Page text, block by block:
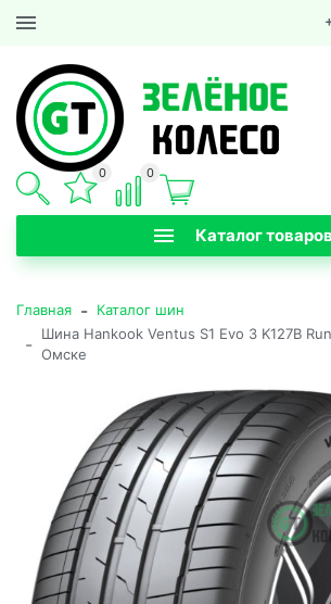
Каталог товаров
0 0
Главная - Каталог шин
-
Шина Hankook Ventus S1 Evo 3 K127B
Омске